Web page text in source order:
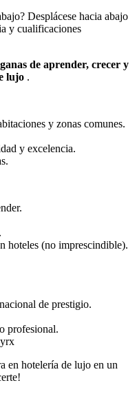
Desplácese hacia abajo
y cualificaciones
de aprender, crecer y
lujo .
y zonas comunes.
y excelencia.
hoteles (no imprescindible).
de prestigio.
profesional.
en hotelería de lujo en un